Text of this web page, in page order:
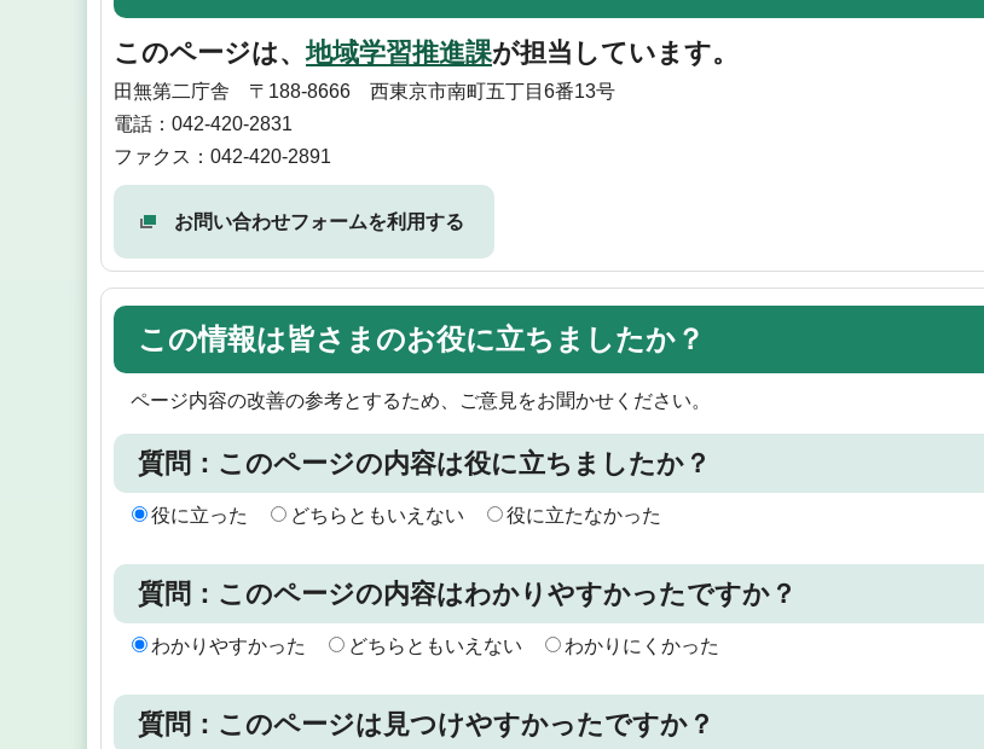
このページは、地域学習推進課が担当しています。
田無第二庁舎 〒188-8666 西東京市南町五丁目6番13号
電話：042-420-2831
ファクス：042-420-2891
お問い合わせフォームを利用する
この情報は皆さまのお役に立ちましたか？
ページ内容の改善の参考とするため、ご意見をお聞かせください。
質問：このページの内容は役に立ちましたか？
役に立った どちらともいえない 役に立たなかった
質問：このページの内容はわかりやすかったですか？
わかりやすかった どちらともいえない わかりにくかった
質問：このページは見つけやすかったですか？